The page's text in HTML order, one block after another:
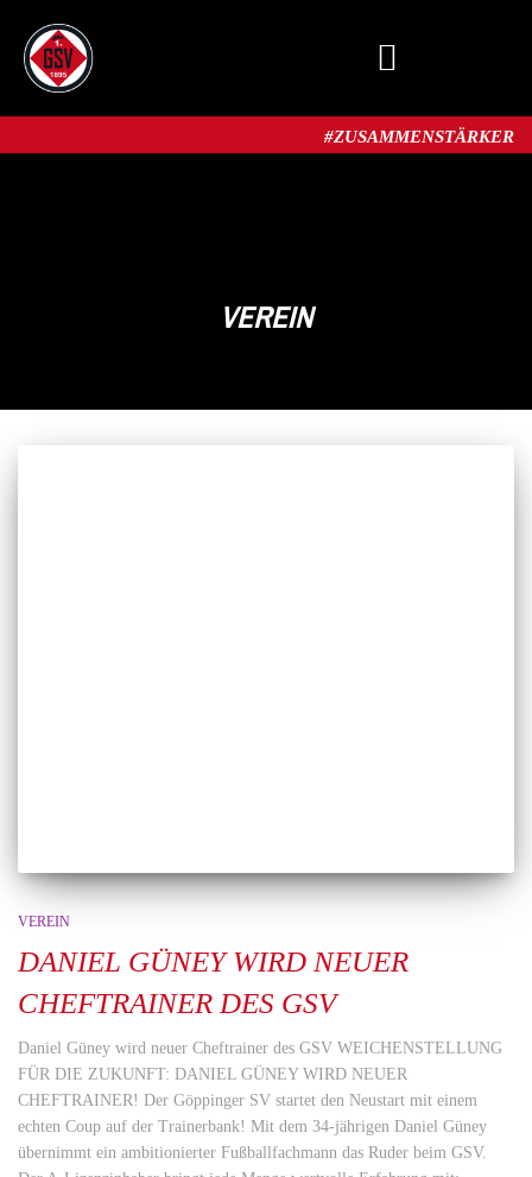
#ZUSAMMENSTÄRKER​
VEREIN
VEREIN
DANIEL GÜNEY WIRD NEUER
CHEFTRAINER DES GSV
Daniel Güney wird neuer Cheftrainer des GSV WEICHENSTELLUNG
FÜR DIE ZUKUNFT: DANIEL GÜNEY WIRD NEUER
CHEFTRAINER! Der Göppinger SV startet den Neustart mit einem
echten Coup auf der Trainerbank! Mit dem 34-jährigen Daniel Güney
übernimmt ein ambitionierter Fußballfachmann das Ruder beim GSV.